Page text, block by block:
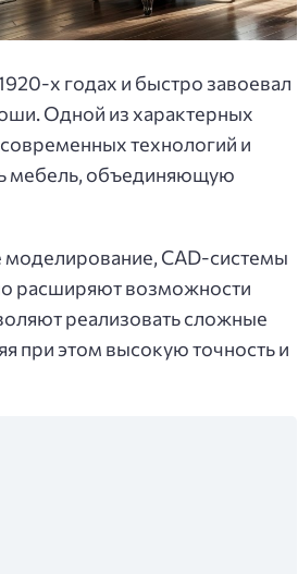
х годах и быстро завоевал
Одной из характерных
технологий и
мебель, объединяющую
CAD-системы
расширяют возможности
реализовать сложные
при этом высокую точность и